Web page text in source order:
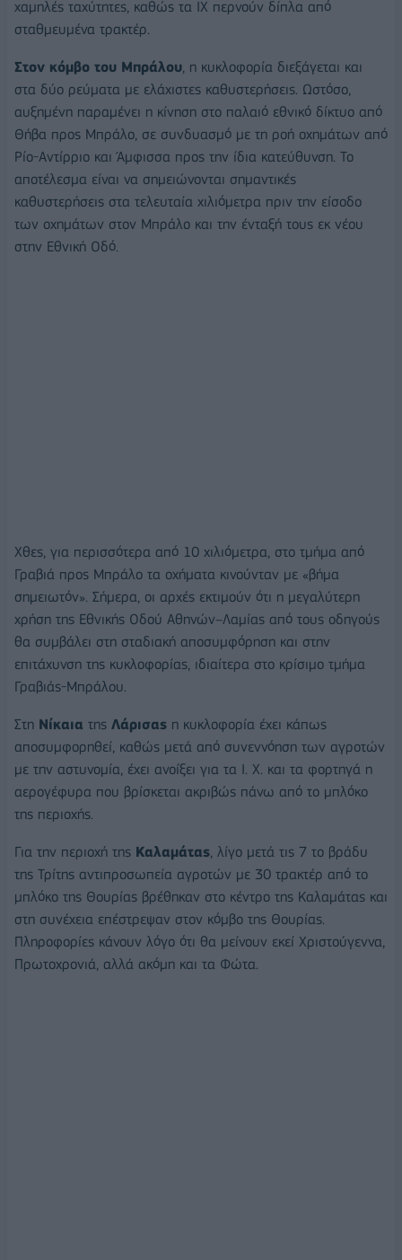
χαμηλές ταχύτητες, καθώς τα ΙΧ περνούν δίπλα από
σταθμευμένα τρακτέρ.
Στον κόμβο του Μπράλου , η κυκλοφορία διεξάγεται και
στα δύο ρεύματα με ελάχιστες καθυστερήσεις. Ωστόσο,
αυξημένη παραμένει η κίνηση στο παλαιό εθνικό δίκτυο από
Θήβα προς Μπράλο, σε συνδυασμό με τη ροή οχημάτων από
Ρίο-Αντίρριο και Άμφισσα προς την ίδια κατεύθυνση. Το
αποτέλεσμα είναι να σημειώνονται σημαντικές
καθυστερήσεις στα τελευταία χιλιόμετρα πριν την είσοδο
των οχημάτων στον Μπράλο και την ένταξή τους εκ νέου
στην Εθνική Οδό.
Χθες, για περισσότερα από 10 χιλιόμετρα, στο τμήμα από
Γραβιά προς Μπράλο τα οχήματα κινούνταν με «βήμα
σημειωτόν». Σήμερα, οι αρχές εκτιμούν ότι η μεγαλύτερη
χρήση της Εθνικής Οδού Αθηνών–Λαμίας από τους οδηγούς
θα συμβάλει στη σταδιακή αποσυμφόρηση και στην
επιτάχυνση της κυκλοφορίας, ιδιαίτερα στο κρίσιμο τμήμα
Γραβιάς-Μπράλου.
Στη Νίκαια της Λάρισας η κυκλοφορία έχει κάπως
αποσυμφορηθεί, καθώς μετά από συνεννόηση των αγροτών
με την αστυνομία, έχει ανοίξει για τα Ι. Χ. και τα φορτηγά η
αερογέφυρα που βρίσκεται ακριβώς πάνω από το μπλόκο
της περιοχής.
Για την περιοχή της Καλαμάτας , λίγο μετά τις 7 το βράδυ
της Τρίτης αντιπροσωπεία αγροτών με 30 τρακτέρ από το
μπλόκο της Θουρίας βρέθηκαν στο κέντρο της Καλαμάτας και
στη συνέχεια επέστρεψαν στον κόμβο της Θουρίας.
Πληροφορίες κάνουν λόγο ότι θα μείνουν εκεί Χριστούγεννα,
Πρωτοχρονιά, αλλά ακόμη και τα Φώτα.